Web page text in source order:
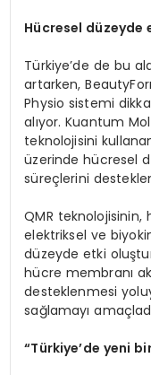
Hücresel
Türkiye’de de bu
artarken,
Physio sistemi
alıyor. Kuantum
teknolojisini
üzerinde hücresel
süreçlerini
QMR
elektriksel ve
düzeyde etki
hücre membranı
desteklenmesi
sağlamayı
“Türkiye’de yeni